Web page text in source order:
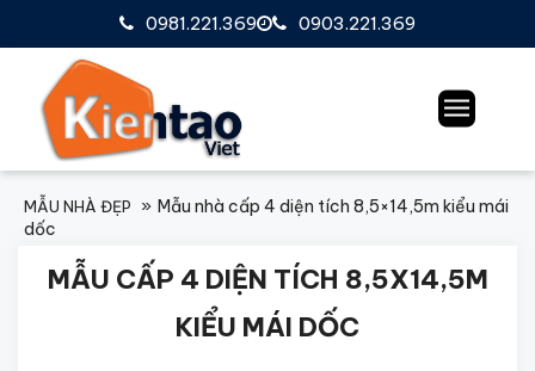
0903.221.369
0981.221.369
MẪU NHÀ ĐẸP
Mẫu nhà cấp 4 diện tích 8,5×14,5m kiểu mái
dốc
MẪU CẤP 4 DIỆN TÍCH 8,5X14,5M
KIỂU MÁI DỐC